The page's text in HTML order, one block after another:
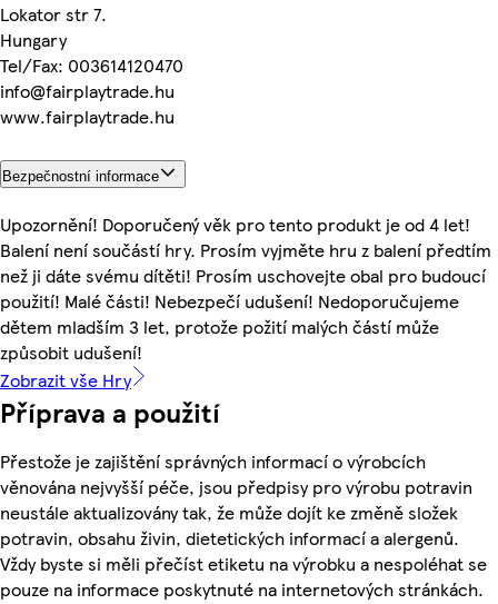
Lokator str 7.
Hungary
Tel/Fax: 003614120470
info@fairplaytrade.hu
www.fairplaytrade.hu
Bezpečnostní informace
Upozornění! Doporučený věk pro tento produkt je od 4 let!
Balení není součástí hry. Prosím vyjměte hru z balení předtím
než ji dáte svému dítěti! Prosím uschovejte obal pro budoucí
použití! Malé části! Nebezpečí udušení! Nedoporučujeme
dětem mladším 3 let, protože požití malých částí může
způsobit udušení!
Zobrazit vše Hry
Příprava a použití
Přestože je zajištění správných informací o výrobcích
věnována nejvyšší péče, jsou předpisy pro výrobu potravin
neustále aktualizovány tak, že může dojít ke změně složek
potravin, obsahu živin, dietetických informací a alergenů.
Vždy byste si měli přečíst etiketu na výrobku a nespoléhat se
pouze na informace poskytnuté na internetových stránkách.